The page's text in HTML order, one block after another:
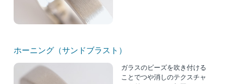
ホーニング（サンドブラスト）
ガラスのビーズを吹き付ける
ことでつや消しのテクスチャ